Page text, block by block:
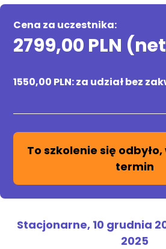
Cena za uczestnika:
2799,00 PLN
1550,00 PLN: za udział bez
To szkolenie się
termin
Stacjonarne, 10 grudnia
2025